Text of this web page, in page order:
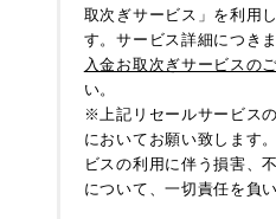
取次ぎサービス」を利用
す。サービス詳細につき
入金お取次ぎサービスの
い。
※上記リセールサービス
においてお願い致します
ビスの利用に伴う損害、
について、一切責任を負